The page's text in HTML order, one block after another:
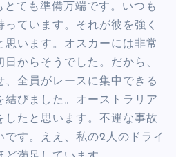
ても準備万端です。いつも
ています。それが彼を強く
思います。オスカーには非常
からそうでした。だから、
、全員がレースに集中できる
結びました。オーストラリア
したと思います。不運な事故
す。ええ、私の2人のドライ